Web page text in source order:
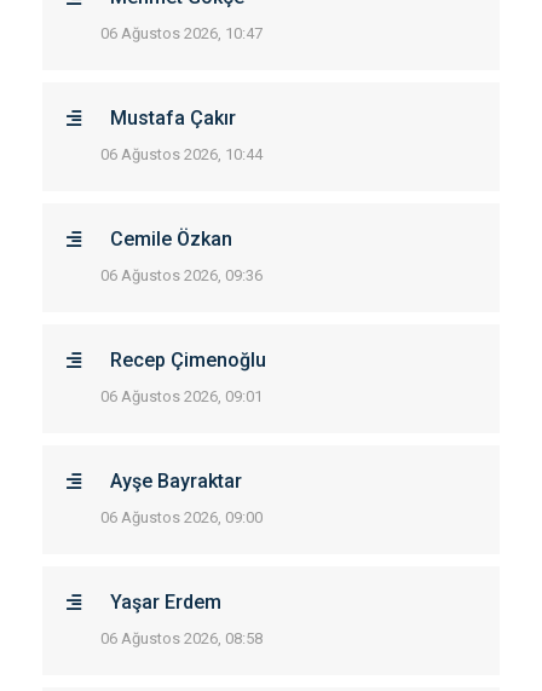
06 Ağustos 2026, 10:47
Mustafa Çakır
06 Ağustos 2026, 10:44
Cemile Özkan
06 Ağustos 2026, 09:36
Recep Çimenoğlu
06 Ağustos 2026, 09:01
Ayşe Bayraktar
06 Ağustos 2026, 09:00
Yaşar Erdem
06 Ağustos 2026, 08:58